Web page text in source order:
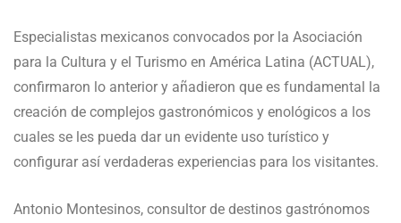
Especialistas mexicanos convocados por la Asociación
para la Cultura y el Turismo en América Latina (ACTUAL),
confirmaron lo anterior y añadieron que es fundamental la
creación de complejos gastronómicos y enológicos a los
cuales se les pueda dar un evidente uso turístico y
configurar así verdaderas experiencias para los visitantes.
Antonio Montesinos, consultor de destinos gastrónomos